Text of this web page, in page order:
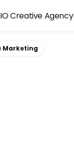
Creative Agency
Marketing